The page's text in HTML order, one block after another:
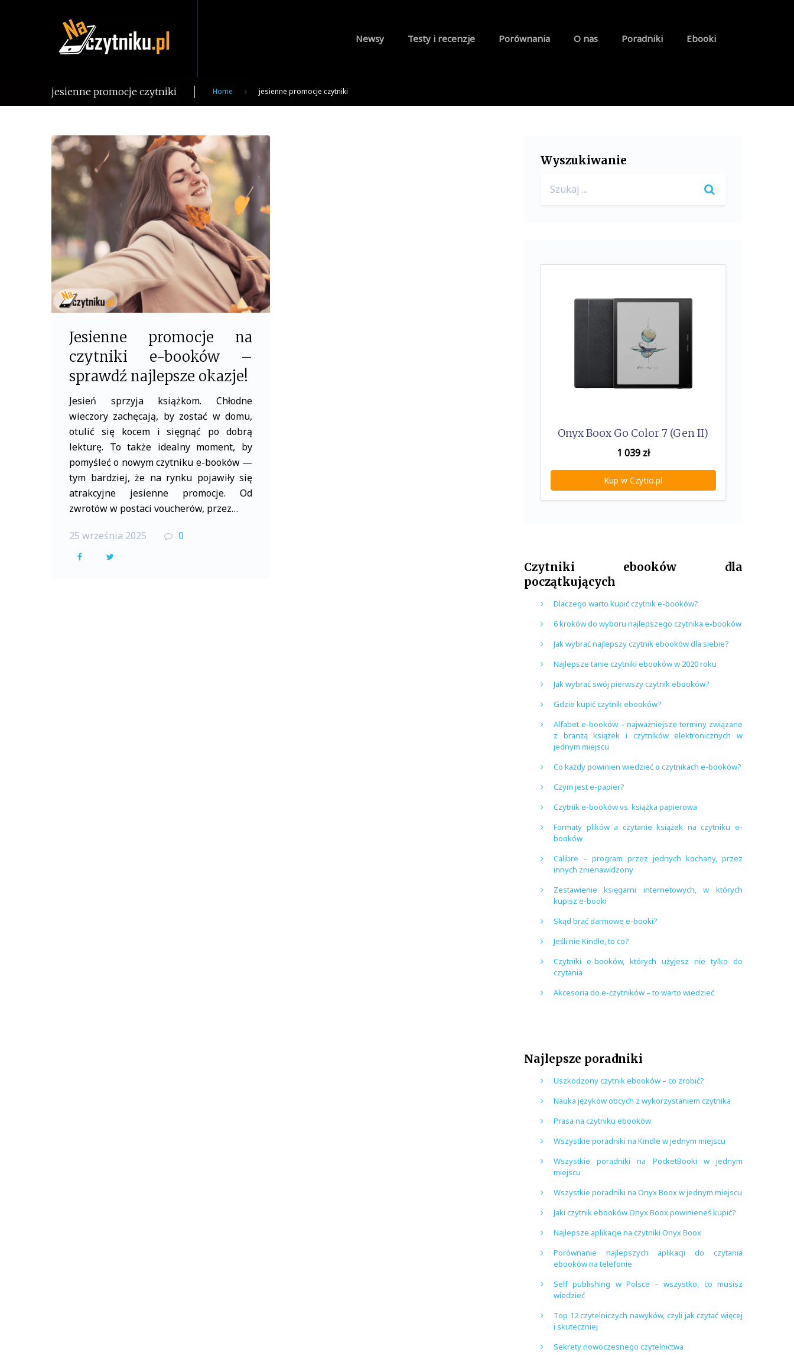
Newsy Testy i recenzje Porównania O nas Poradniki Ebooki
jesienne promocje czytniki Home jesienne promocje czytniki
Tag:
jesienne
promocje
czytniki
Jesienne promocje na
czytniki e-booków –
sprawdź najlepsze okazje!
Jesień sprzyja książkom. Chłodne
wieczory zachęcają, by zostać w domu,
otulić się kocem i sięgnąć po dobrą
lekturę. To także idealny moment, by
pomyśleć o nowym czytniku e-booków —
tym bardziej, że na rynku pojawiły się
atrakcyjne jesienne promocje. Od
zwrotów w postaci voucherów, przez…
25 września 2025 0
F
Wyszukiwanie
for:
Onyx Boox Go Color 7 (Gen II)
1 039zł
Kup w Czytio.pl
Czytniki ebooków dla
początkujących
Dlaczego warto kupić czytnik e-booków?
6 kroków do wyboru najlepszego czytnika e-booków
Jak wybrać najlepszy czytnik ebooków dla siebie?
Najlepsze tanie czytniki ebooków w 2020 roku
Jak wybrać swój pierwszy czytnik ebooków?
Gdzie kupić czytnik ebooków?
Alfabet e-booków – najważniejsze terminy związane
z branżą książek i czytników elektronicznych w
jednym miejscu
Co każdy powinien wiedzieć o czytnikach e-booków?
Czym jest e-papier?
Czytnik e-booków vs. książka papierowa
Formaty plików a czytanie książek na czytniku e-
booków
Calibre – program przez jednych kochany, przez
innych znienawidzony
Zestawienie księgarni internetowych, w których
kupisz e-booki
Skąd brać darmowe e-booki?
Jeśli nie Kindle, to co?
Czytniki e-booków, których użyjesz nie tylko do
czytania
Akcesoria do e-czytników – to warto wiedzieć
Najlepsze poradniki
Uszkodzony czytnik ebooków – co zrobić?
Nauka języków obcych z wykorzystaniem czytnika
Prasa na czytniku ebooków
Wszystkie poradniki na Kindle w jednym miejscu
Wszystkie poradniki na PocketBooki w jednym
miejscu
Wszystkie poradniki na Onyx Boox w jednym miejscu
Jaki czytnik ebooków Onyx Boox powinieneś kupić?
Najlepsze aplikacje na czytniki Onyx Boox
Porównanie najlepszych aplikacji do czytania
ebooków na telefonie
Self publishing w Polsce – wszystko, co musisz
wiedzieć
Top 12 czytelniczych nawyków, czyli jak czytać więcej
i skuteczniej
Sekrety nowoczesnego czytelnictwa